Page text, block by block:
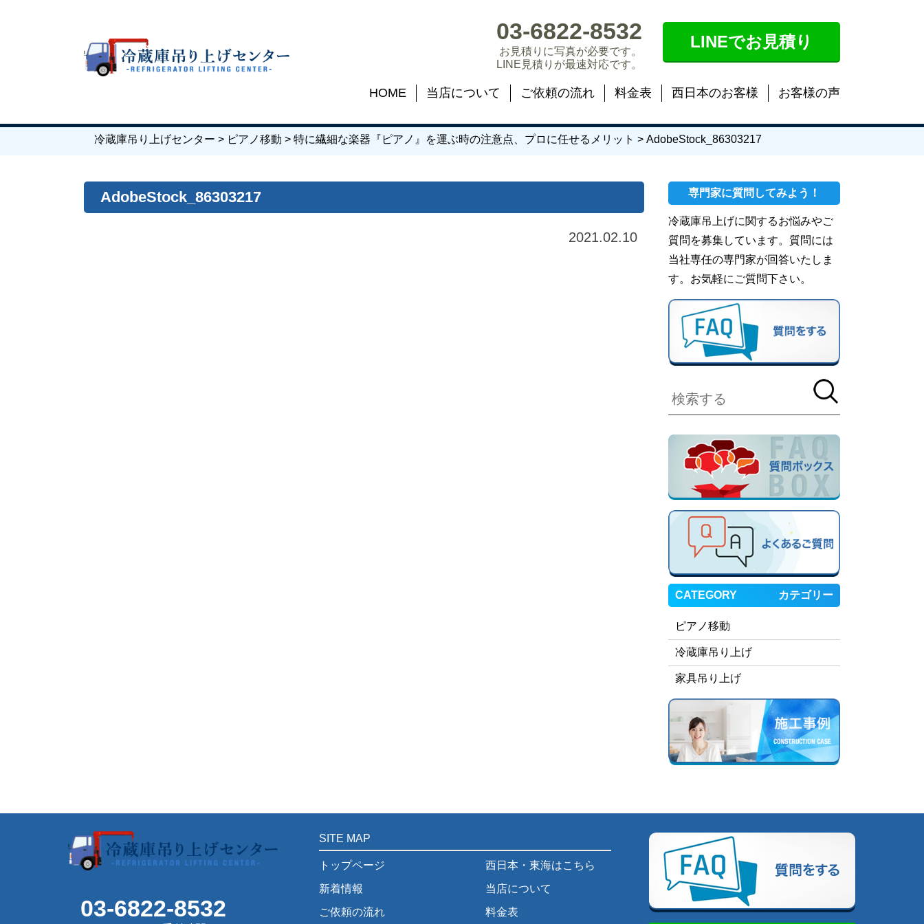
03-6822-8532
お見積りに写真が必要です。
LINE見積りが最速対応です。
LINEでお見積り
HOME 当店について ご依頼の流れ 料金表 西日本のお客様 お客様の声
冷蔵庫吊り上げセンター > ピアノ移動 > 特に繊細な楽器『ピアノ』を運ぶ時の注意点、プロに任せるメリット > AdobeStock_86303217
AdobeStock_86303217
2021.02.10
専門家に質問してみよう！
冷蔵庫吊上げに関するお悩みやご
質問を募集しています。質問には
当社専任の専門家が回答いたしま
す。お気軽にご質問下さい。
CATEGORY カテゴリー
ピアノ移動
冷蔵庫吊り上げ
家具吊り上げ
03-6822-8532
SITE MAP
トップページ
西日本・東海はこちら
新着情報
当店について
ご依頼の流れ
料金表